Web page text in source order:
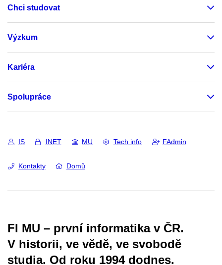
Chci studovat
Výzkum
Kariéra
Spolupráce
IS INET MU Tech info FAdmin
Kontakty Domů
FI MU – první informatika v ČR.
V historii, ve vědě, ve svobodě
studia. Od roku 1994 dodnes.